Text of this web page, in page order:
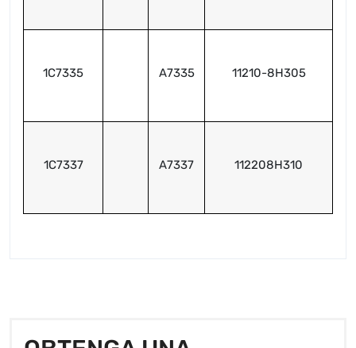
1C7335 A7335 11210-8H305
1C7337 A7337 112208H310